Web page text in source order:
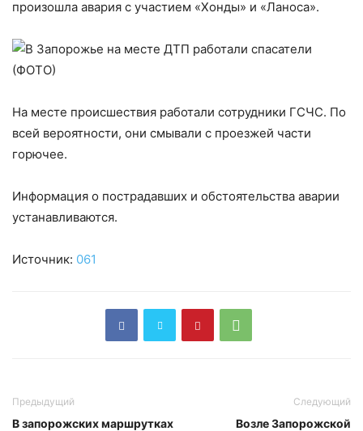
произошла авария с участием «Хонды» и «Ланоса».
На месте происшествия работали сотрудники ГСЧС. По
всей вероятности, они смывали с проезжей части
горючее.
Информация о пострадавших и обстоятельства аварии
устанавливаются.
Источник: 061
Предыдущий
В запорожских маршрутках
Следующий
Возле Запорожской